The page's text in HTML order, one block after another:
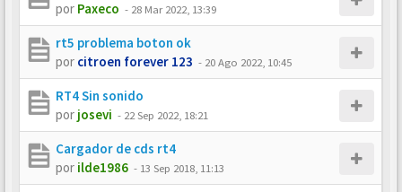
por Paxeco - 28 Mar 2022, 13:39
rt5 problema boton ok
por citroen forever 123 - 20 Ago 2022, 10:45
RT4 Sin sonido
por josevi - 22 Sep 2022, 18:21
Cargador de cds rt4
por ilde1986 - 13 Sep 2018, 11:13